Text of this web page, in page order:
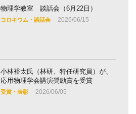
物理学教室 談話会（6月22日）
コロキウム・談話会 2026/06/15
小林裕太氏（林研、特任研究員）が、
応用物理学会講演奨励賞を受賞
受賞・表彰 2026/06/05